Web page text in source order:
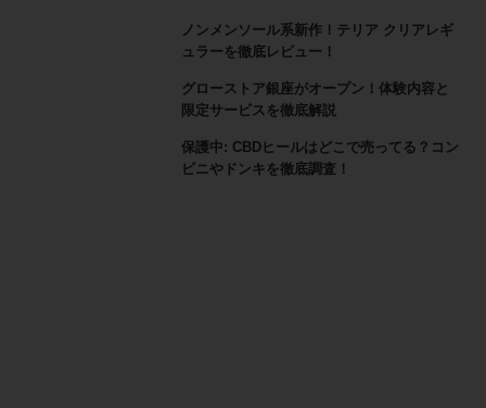
ノンメンソール系新作！テリア クリアレギ
ュラーを徹底レビュー！
グローストア銀座がオープン！体験内容と
限定サービスを徹底解説
保護中: CBDヒールはどこで売ってる？コン
ビニやドンキを徹底調査！